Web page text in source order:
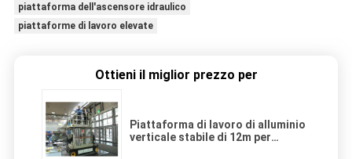
piattaforma dell'ascensore idraulico
piattaforme di lavoro elevate
Ottieni il miglior prezzo per
Piattaforma di lavoro di alluminio
verticale stabile di 12m per